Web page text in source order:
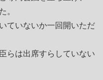
。
ていないか一回開いただ
らは出席すらしていない